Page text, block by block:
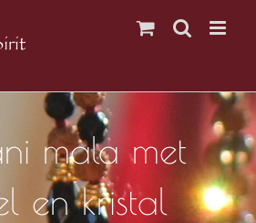
mala met
en kristal